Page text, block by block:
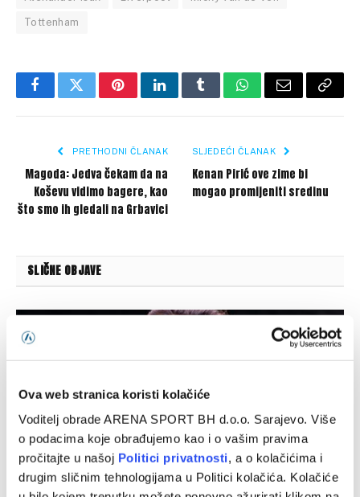
Ova web stranica koristi kolačiće
Voditelj obrade ARENA SPORT BH d.o.o. Sarajevo. Više
o podacima koje obrađujemo kao i o vašim pravima
pročitajte u našoj Politici privatnosti, a o kolačićima i
drugim sličnim tehnologijama u Politici kolačića. Kolačiće
Tottenham
FacebookTwitterPinterestLinkedInTumblrWhatsApp
Email Copy
PRETHODNI ČLANAK
Magoda: Jedva čekam da na
Koševu vidimo bagere, kao
što smo ih gledali na Grbavici
SLJEDEĆI ČLANAK
Kenan Pirić ove zime bi
mogao promijeniti sredinu
SLIČNE OBJAVE